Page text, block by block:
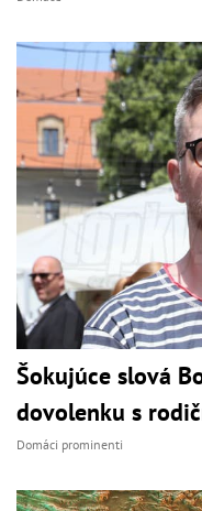
Šokujúce slová
dovolenku s
Domáci prominenti